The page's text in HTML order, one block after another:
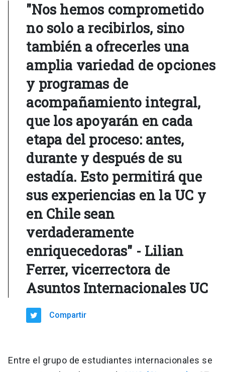
"Nos hemos comprometido
no solo a recibirlos, sino
también a ofrecerles una
amplia variedad de opciones
y programas de
acompañamiento integral,
que los apoyarán en cada
etapa del proceso: antes,
durante y después de su
estadía. Esto permitirá que
sus experiencias en la UC y
en Chile sean
verdaderamente
enriquecedoras" - Lilian
Ferrer, vicerrectora de
Asuntos Internacionales UC
Compartir
Entre el grupo de estudiantes internacionales se